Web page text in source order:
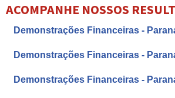
ACOMPANHE NOSSOS
Demonstrações Financeiras -
Demonstrações Financeiras -
Demonstrações Financeiras -